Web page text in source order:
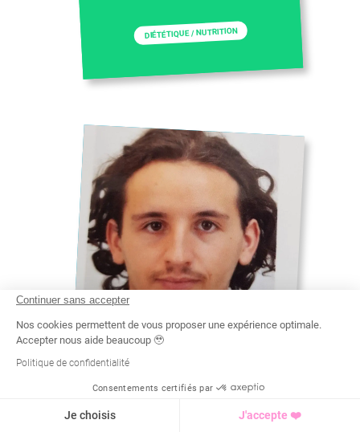
DIÉTÉTIQUE / NUTRITION
MAXIME
BPJEPS - ACTIVITÉS PHYSIQUES
POUR TOUS
# GYMNASTIQUE DOUCE À UZÈS
Continuer sans accepter
Nos cookies permettent de vous proposer une expérience optimale.
Accepter nous aide beaucoup 🥹
Politique de confidentialité
Consentements certifiés par
Je choisis J'accepte ❤️